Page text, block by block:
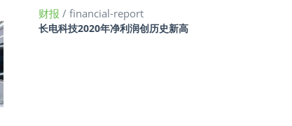
财报 / financial-report
长电科技2020年净利润创历史新高